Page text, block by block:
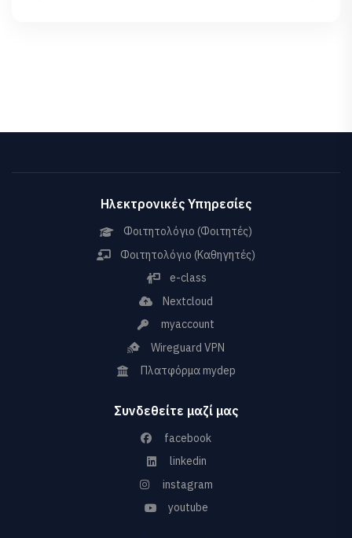
Ηλεκτρονικές Υπηρεσίες
Φοιτητολόγιο (Φοιτητές)
Φοιτητολόγιο (Καθηγητές)
e-class
Nextcloud
myaccount
Wireguard VPN
Πλατφόρμα mydep
Συνδεθείτε μαζί μας
facebook
linkedin
instagram
youtube